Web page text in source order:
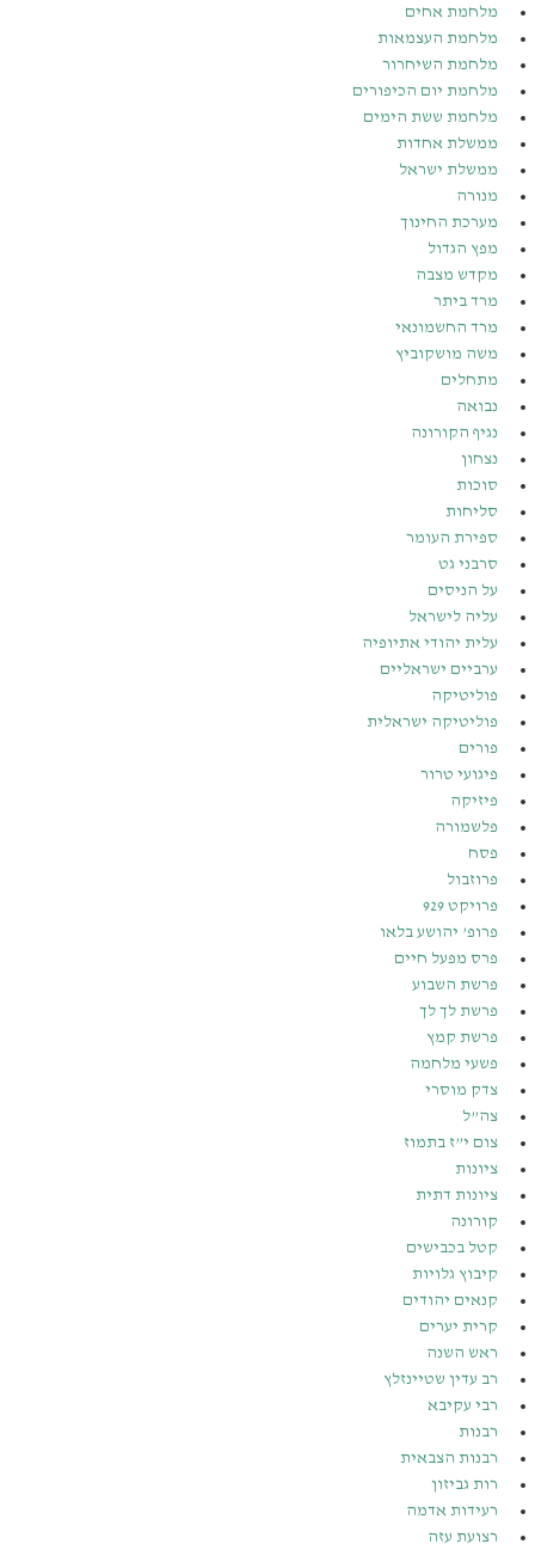
מלחמת אחים
מלחמת העצמאות
מלחמת השיחרור
מלחמת יום הכיפורים
מלחמת ששת הימים
ממשלת אחדות
ממשלת ישראל
מנורה
מערכת החינוך
מפץ הגדול
מקדש מצבה
מרד ביתר
מרד החשמונאי
משה מושקוביץ
מתחלים
נבואה
נגיף הקורונה
נצחון
סוכות
סליחות
ספירת העומר
סרבני גט
על הניסים
עליה לישראל
עלית יהודי אתיופיה
ערביים ישראליים
פוליטיקה
פוליטיקה ישראלית
פורים
פיגועי טרור
פיזיקה
פלשמורה
פסח
פרוזבול
פרויקט 929
פרופ’ יהושע בלאו
פרס מפעל חיים
פרשת השבוע
פרשת לך לך
פרשת קמץ
פשעי מלחמה
צדק מוסרי
צה”ל
צום י”ז בתמוז
ציונות
ציונות דתית
קורונה
קטל בכבישים
קיבוץ גלויות
קנאים יהודים
קרית יערים
ראש השנה
רב עדין שטיינזלץ
רבי עקיבא
רבנות
רבנות הצבאית
רות גביזון
רעידות אדמה
רצועת עזה